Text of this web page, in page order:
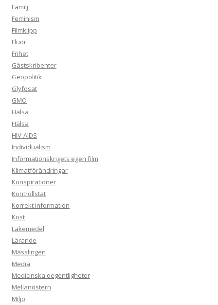
Familj
Feminism
Filmklipp
Fluor
Frihet
Gästskribenter
Geopolitik
Glyfosat
GMO
Hälsa
Hälsa
HIV-AIDS
Individualism
Informationskrigets egen film
Klimatförändringar
Konspirationer
Kontrollstat
Korrekt information
Kost
Läkemedel
Lärande
Mässlingen
Media
Medicinska oegentligheter
Mellanöstern
Miljö